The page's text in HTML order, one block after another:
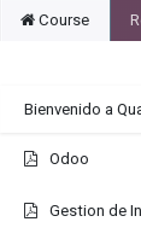
Course
Bienvenido a
Odoo
Gestion de